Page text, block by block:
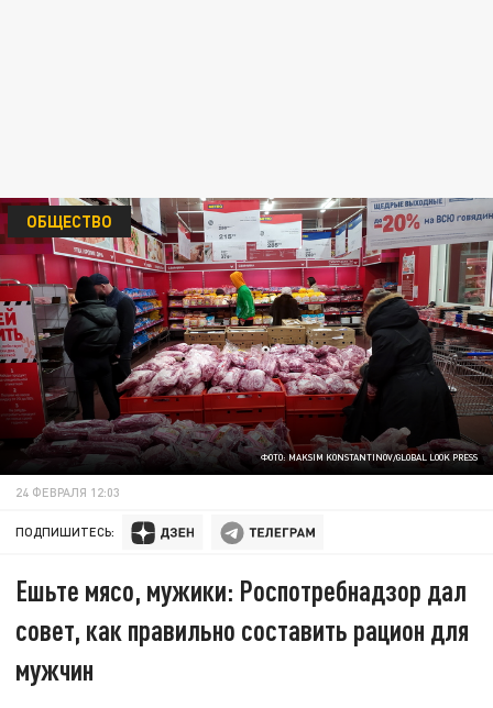
ФОТО: MAKSIM KONSTANTINOV/GLOBAL LOOK PRESS
ОБЩЕСТВО
24 ФЕВРАЛЯ 12:03
ПОДПИШИТЕСЬ:
Ешьте мясо, мужики: Роспотребнадзор дал
совет, как правильно составить рацион для
мужчин